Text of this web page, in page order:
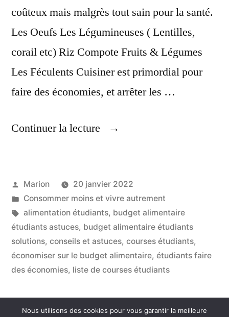
coûteux mais malgrès tout sain pour la santé.
Les Oeufs Les Légumineuses ( Lentilles,
corail etc) Riz Compote Fruits & Légumes
Les Féculents Cuisiner est primordial pour
faire des économies, et arrêter les …
Continuer la lecture
« Budget
Astuces
&
Conseils »
Publié
par
Marion
20 janvier 2022
Publié
dans
Consommer moins et vivre autrement
Étiquettes :
alimentation étudiants, budget alimentaire
étudiants astuces, budget alimentaire étudiants
solutions, conseils et astuces, courses étudiants,
économiser sur le budget alimentaire, étudiants faire
des économies, liste de courses étudiants
Nous utilisons des cookies pour vous garantir la meilleure